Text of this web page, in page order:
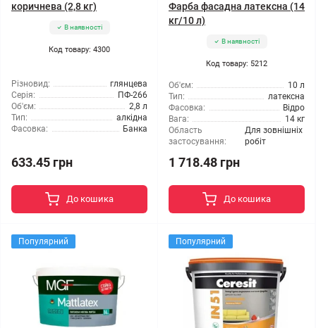
коричнева (2,8 кг)
В наявності
Код товару: 4300
Різновид:
глянцева
Серія:
ПФ-266
Об'єм:
2,8 л
Тип:
алкідна
Фасовка:
Банка
633.45 грн
До кошика
Фарба фасадна латексна (14
кг/10 л)
В наявності
Код товару: 5212
Об'єм:
10 л
Тип:
латексна
Фасовка:
Відро
Вага:
14 кг
Область
застосування:
Для зовнішніх
робіт
1 718.48 грн
До кошика
Популярний Популярний